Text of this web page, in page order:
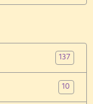
137
10